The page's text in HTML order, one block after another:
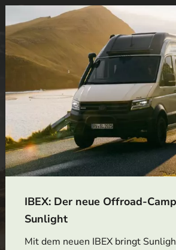
IBEX: Der neue Offroad-
Sunlight
Mit dem neuen IBEX bringt